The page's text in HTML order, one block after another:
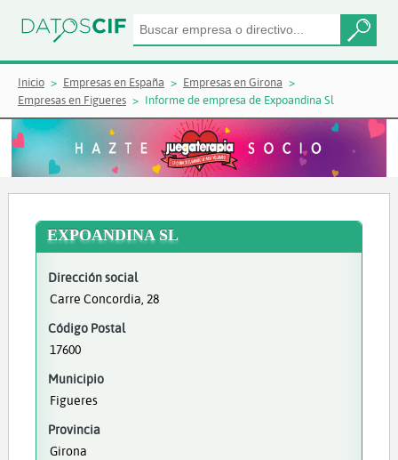
Inicio Empresas en España
Empresas en Girona
Empresas en Figueres
Informe de empresa de Expoandina Sl
EXPOANDINA SL
Dirección social
Carre Concordia, 28
Código Postal
17600
Municipio
Figueres
Provincia
Girona